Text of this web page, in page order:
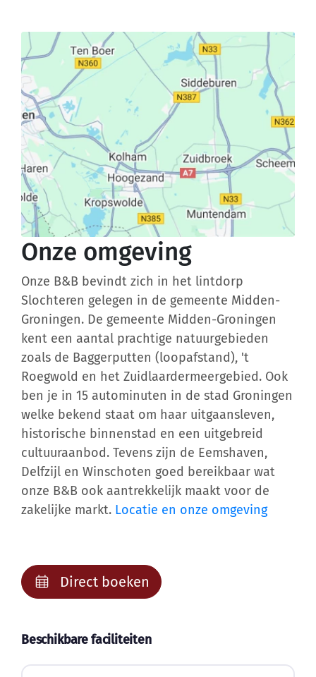
Onze omgeving
Onze B&B bevindt zich in het lintdorp
Slochteren gelegen in de gemeente Midden-
Groningen. De gemeente Midden-Groningen
kent een aantal prachtige natuurgebieden
zoals de Baggerputten (loopafstand), 't
Roegwold en het Zuidlaardermeergebied. Ook
ben je in 15 autominuten in de stad Groningen
welke bekend staat om haar uitgaansleven,
historische binnenstad en een uitgebreid
cultuuraanbod. Tevens zijn de Eemshaven,
Delfzijl en Winschoten goed bereikbaar wat
onze B&B ook aantrekkelijk maakt voor de
zakelijke markt. Locatie en onze omgeving
Direct boeken
Beschikbare faciliteiten